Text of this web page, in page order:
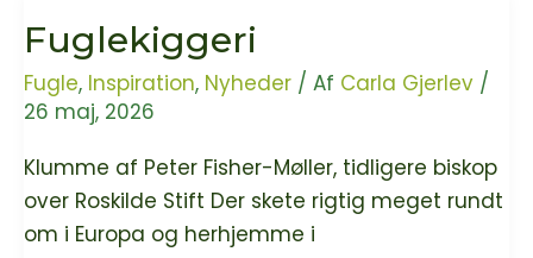
ny
grøn
kirke
Fuglekiggeri
Fugle, Inspiration, Nyheder / Af Carla Gjerlev /
26 maj, 2026
Klumme af Peter Fisher-Møller, tidligere biskop
over Roskilde Stift Der skete rigtig meget rundt
om i Europa og herhjemme i